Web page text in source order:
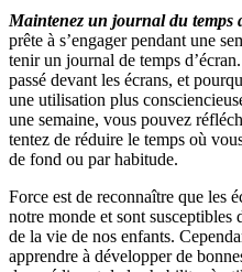
Maintenez un journal du temps
prête à s’engager pendant une
tenir un journal de temps
passé devant les écrans, et
une utilisation plus
une semaine, vous pouvez
tentez de réduire le temps où
de fond ou par habitude.
Force est de reconnaître que les
notre monde et sont susceptibles
de la vie de nos enfants.
apprendre à développer de